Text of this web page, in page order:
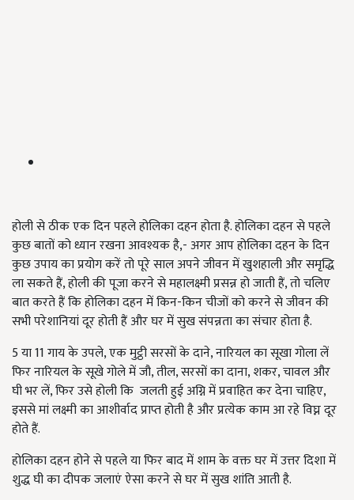
होली से ठीक एक दिन पहले होलिका दहन होता है. होलिका दहन से पहले
कुछ बातों को ध्यान रखना आवश्यक है,- अगर आप होलिका दहन के दिन
कुछ उपाय का प्रयोग करें तो पूरे साल अपने जीवन में खुशहाली और समृद्धि
ला सकते हैं, होली की पूजा करने से महालक्ष्मी प्रसन्न हो जाती हैं, तो चलिए
बात करते हैं कि होलिका दहन में किन-किन चीजों को करने से जीवन की
सभी परेशानियां दूर होती हैं और घर में सुख संपन्नता का संचार होता है.
5 या 11 गाय के उपले, एक मुट्ठी सरसों के दाने, नारियल का सूखा गोला लें
फिर नारियल के सूखे गोले में जौ, तील, सरसों का दाना, शकर, चावल और
घी भर लें, फिर उसे होली कि जलती हुई अग्नि में प्रवाहित कर देना चाहिए,
इससे मां लक्ष्मी का आशीर्वाद प्राप्त होती है और प्रत्येक काम आ रहे विघ्न दूर
होते हैं.
होलिका दहन होने से पहले या फिर बाद में शाम के वक्त घर में उत्तर दिशा में
शुद्ध घी का दीपक जलाएं ऐसा करने से घर में सुख शांति आती है.